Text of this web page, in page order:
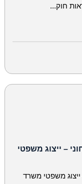
חוק...
– ייצוג משפטי
משפטי משרד